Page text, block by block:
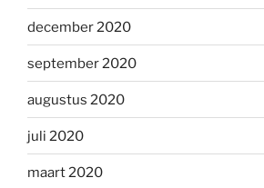
december 2020
september 2020
augustus 2020
juli 2020
maart 2020